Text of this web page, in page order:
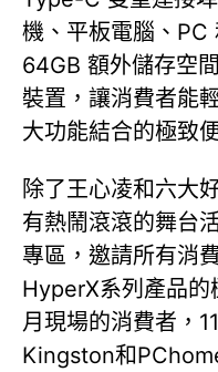
機、平板電腦、
64GB 額外儲存空
裝置，讓消費者能
大功能結合的極致
除了王心凌和六大
有熱鬧滾滾的舞台
專區，邀請所有消
HyperX系列產品的
月現場的消費者，
Kingston和